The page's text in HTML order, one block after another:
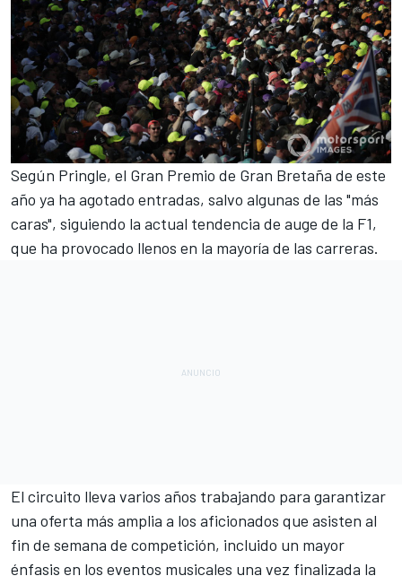
Según Pringle, el Gran Premio de Gran Bretaña de este
año ya ha agotado entradas, salvo algunas de las "más
caras", siguiendo la actual tendencia de auge de la F1,
que ha provocado llenos en la mayoría de las carreras.
El circuito lleva varios años trabajando para garantizar
una oferta más amplia a los aficionados que asisten al
fin de semana de competición, incluido un mayor
énfasis en los eventos musicales una vez finalizada la